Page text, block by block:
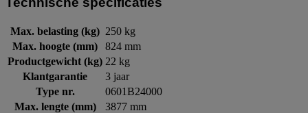
Max. belasting (kg) 250 kg
Max. hoogte (mm)
824 mm
Productgewicht (kg) 22 kg
Klantgarantie
3 jaar
Type nr.
0601B24000
Max. lengte (mm)
3877 mm